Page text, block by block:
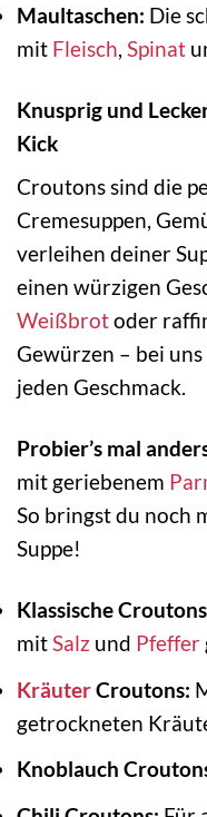
Maultaschen: Die
mit Fleisch, Spinat
Knusprig und
Kick
Croutons sind die
Cremesuppen,
verleihen deiner
einen würzigen
Weißbrotoder
Gewürzen – bei
jeden Geschmack.
Probier’s mal
mit geriebenem
So bringst du noch
Suppe!
Klassische
mitSalz und Pfeffer
KräuterCroutons:
getrockneten
Knoblauch